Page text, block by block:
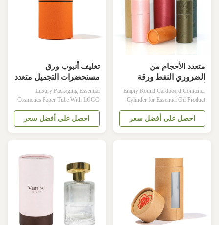
متعدد الأحجام من
الضروري النفط ورقة
أنبوب التعبئة والتغليف
CMYK مستحضرات
التجميل ورقة أنابيب التعبئة
والتغليف
Empty Round Cardboard Container
Cylinder for Essential Oil Product
Description Item Empty Round
Cardboard Container Cylinder for
Essential Oil Tea Packaging Material
احصل على أفضل سعر
تغليف أنبوب ورق
مستحضرات التجميل متعدد
الاستخدامات ، تغليف
منتجات مستحضرات
التجميل OEM
Luxury Packaging Essential
Cosmetics Paper Tube With LOGO
Printing Gold Finished Box
Packaging Manufacturer Size
Customized Color CMYK, Pantone
paper, cardboard Logo Full color,
golden hot stamping, silver hot-
stamping, emboss, ...
احصل على أفضل سعر